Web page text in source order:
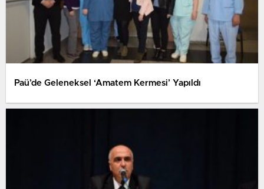
Paü’de Geleneksel ‘Amatem Kermesi’ Yapıldı